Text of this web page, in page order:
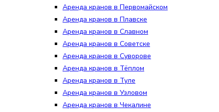
Аренда кранов в Первомайском
Аренда кранов в Плавске
Аренда кранов в Славном
Аренда кранов в Советске
Аренда кранов в Суворове
Аренда кранов в Тёплом
Аренда кранов в Туле
Аренда кранов в Узловом
Аренда кранов в Чекалине